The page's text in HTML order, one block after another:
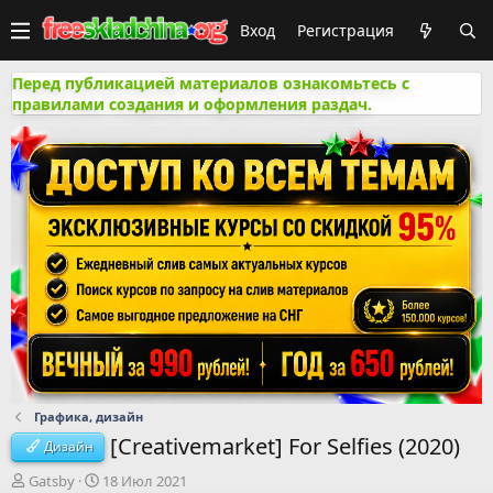
Вход Регистрация
Перед публикацией материалов ознакомьтесь с
правилами создания и оформления раздач.
Графика, дизайн
Дизайн [Creativemarket] For Selfies (2020)
А
Gatsby
Д
18 Июл 2021